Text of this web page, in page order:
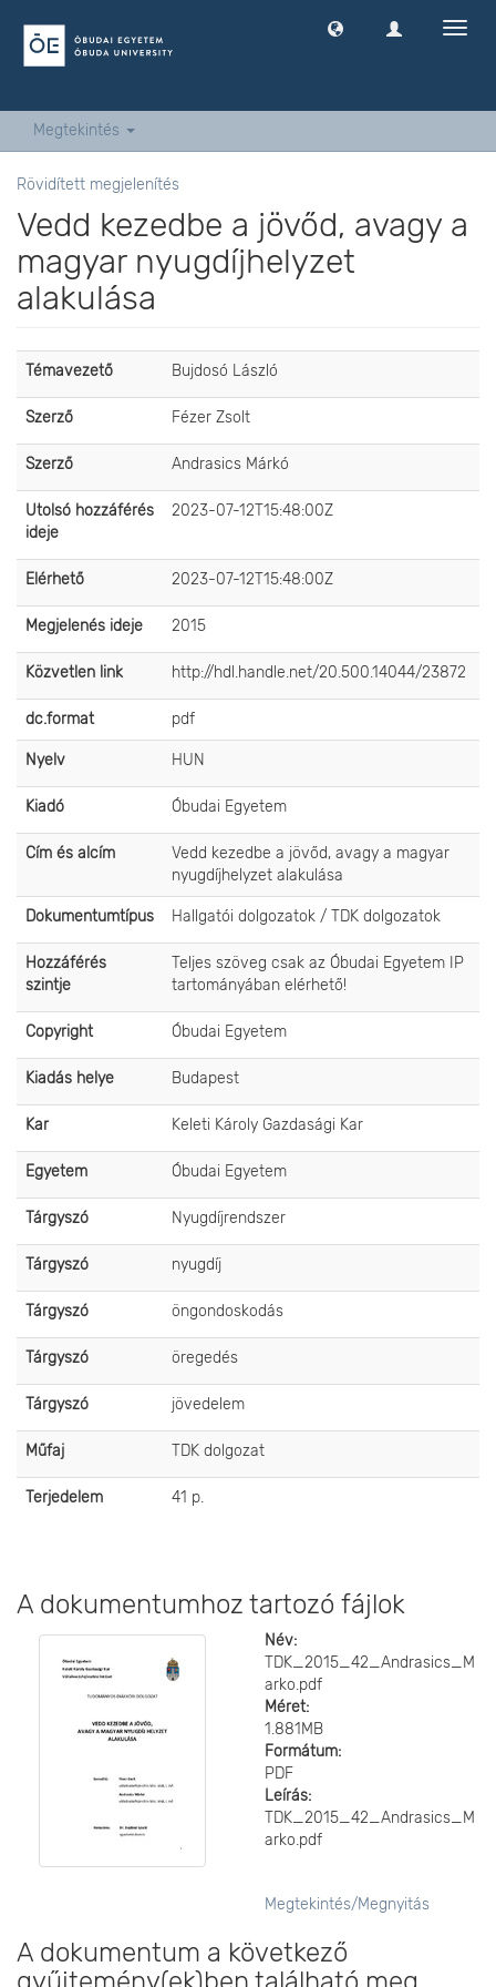
Megtekintés
Rövidített megjelenítés
Vedd kezedbe a jövőd, avagy a
magyar nyugdíjhelyzet
alakulása
Témavezető Bujdosó László
Szerző Fézer Zsolt
Szerző Andrasics Márkó
Utolsó hozzáférés
ideje
2023-07-12T15:48:00Z
Elérhető 2023-07-12T15:48:00Z
Megjelenés ideje 2015
Közvetlen link http://hdl.handle.net/20.500.14044/23872
dc.format pdf
Nyelv HUN
Kiadó Óbudai Egyetem
Cím és alcím
Vedd kezedbe a jövőd, avagy a magyar
nyugdíjhelyzet alakulása
Dokumentumtípus Hallgatói dolgozatok / TDK dolgozatok
Hozzáférés
szintje
Teljes szöveg csak az Óbudai Egyetem IP
tartományában elérhető!
Copyright Óbudai Egyetem
Kiadás helye Budapest
Kar Keleti Károly Gazdasági Kar
Egyetem Óbudai Egyetem
Tárgyszó Nyugdíjrendszer
Tárgyszó nyugdíj
Tárgyszó öngondoskodás
Tárgyszó öregedés
Tárgyszó jövedelem
Műfaj TDK dolgozat
Terjedelem 41 p.
A dokumentumhoz tartozó fájlok
Név:
TDK_2015_42_Andrasics_M
arko.pdf
Méret:
1.881MB
Formátum:
PDF
Leírás:
TDK_2015_42_Andrasics_M
arko.pdf
Megtekintés/Megnyitás
A dokumentum a következő